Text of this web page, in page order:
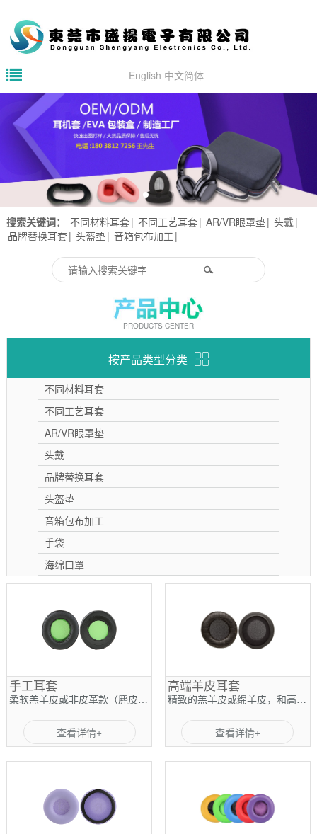
English 中文简体
搜索关键词： 不同材料耳套| 不同工艺耳套| AR/VR眼罩垫| 头戴|
品牌替换耳套| 头盔垫| 音箱包布加工 |
PRODUCTS CENTER
按产品类型分类
不同材料耳套
不同工艺耳套
AR/VR眼罩垫
头戴
品牌替换耳套
头盔垫
音箱包布加工
手袋
海绵口罩
手工耳套
柔软羔羊皮或非皮革款（麂皮绒） 豪华的缓震功能可提供更舒适的感觉，同时还可隔音提高音质 比人造乙烯耳垫更耐用，更亲肤，更豪华。无与伦比的皮革气味作为奖励。
查看详情+
高端羊皮耳套
精致的羔羊皮或绵羊皮，和高密度记忆棉+塑胶件
查看详情+